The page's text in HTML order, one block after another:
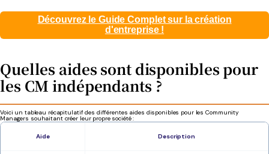
Découvrez le Guide Complet sur la création
d'entreprise !
Quelles aides sont disponibles pour
les CM indépendants ?
Voici un tableau récapitulatif des différentes aides disponibles pour les Community
Managers souhaitant créer leur propre société :
Aide Description